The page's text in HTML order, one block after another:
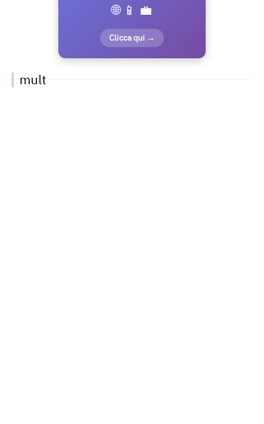
🌐 📱 💼
Clicca qui →
mult